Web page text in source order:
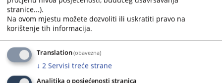
Dana 04.12.2025. godine u Kantonalnom tužilaštvu
Bosansko-podrinjskog kantona Goražde potpisan je Protokol
o suradnji sa JU Centar za socijalni rad Bosansko –
podrinjskog kantona Goražde.
04.12.2025.
stranice...).
Na ovom mjestu možete dozvoliti ili uskratiti pravo na
korištenje tih informacija.
Translation(obavezna)
↓ 2 Servisi treće strane
Analitika o posjećenosti stranica